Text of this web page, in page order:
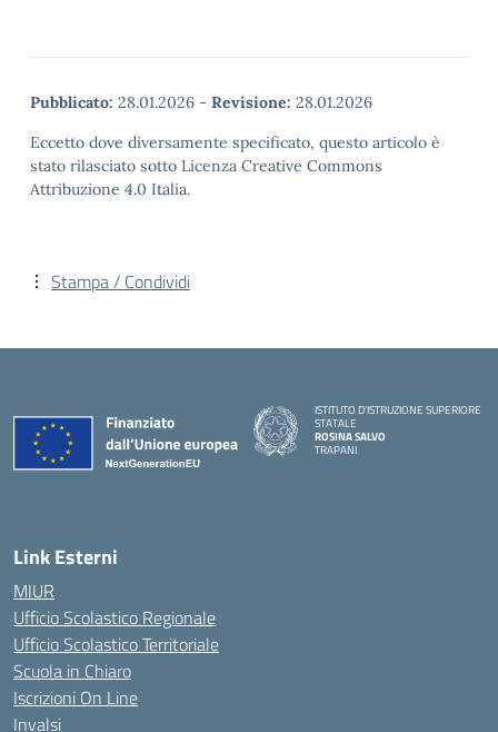
Pubblicato: 28.01.2026 - Revisione: 28.01.2026
Eccetto dove diversamente specificato, questo articolo è
stato rilasciato sotto Licenza Creative Commons
Attribuzione 4.0 Italia.
Stampa / Condividi
ISTITUTO D'ISTRUZIONE SUPERIORE
STATALE
ROSINA SALVO
TRAPANI
Link Esterni
MIUR
Ufficio Scolastico Regionale
Ufficio Scolastico Territoriale
Scuola in Chiaro
Iscrizioni On Line
Invalsi